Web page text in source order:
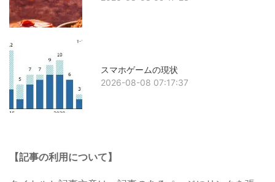
スマホゲームの現状
2026-08-08 07:17:37
【記事の利用について】